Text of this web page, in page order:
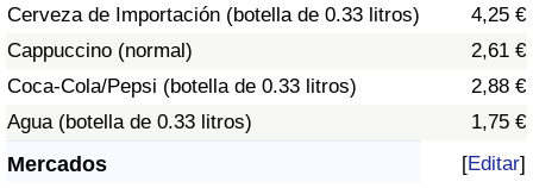
Cerveza de Importación (botella de 0.33 litros)
4,25 €
Cappuccino (normal)
2,61 €
Coca-Cola/Pepsi (botella de 0.33 litros)
2,88 €
Agua (botella de 0.33 litros)
1,75 €
Mercados [Editar]
Calificación del Índice de Criminalidad
(Actual)
Índice de Criminalidad
Índice de criminalidad por país